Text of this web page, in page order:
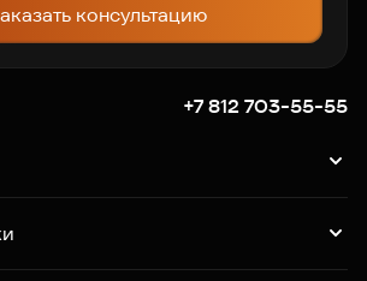
консультацию
+7 812 703-55-55